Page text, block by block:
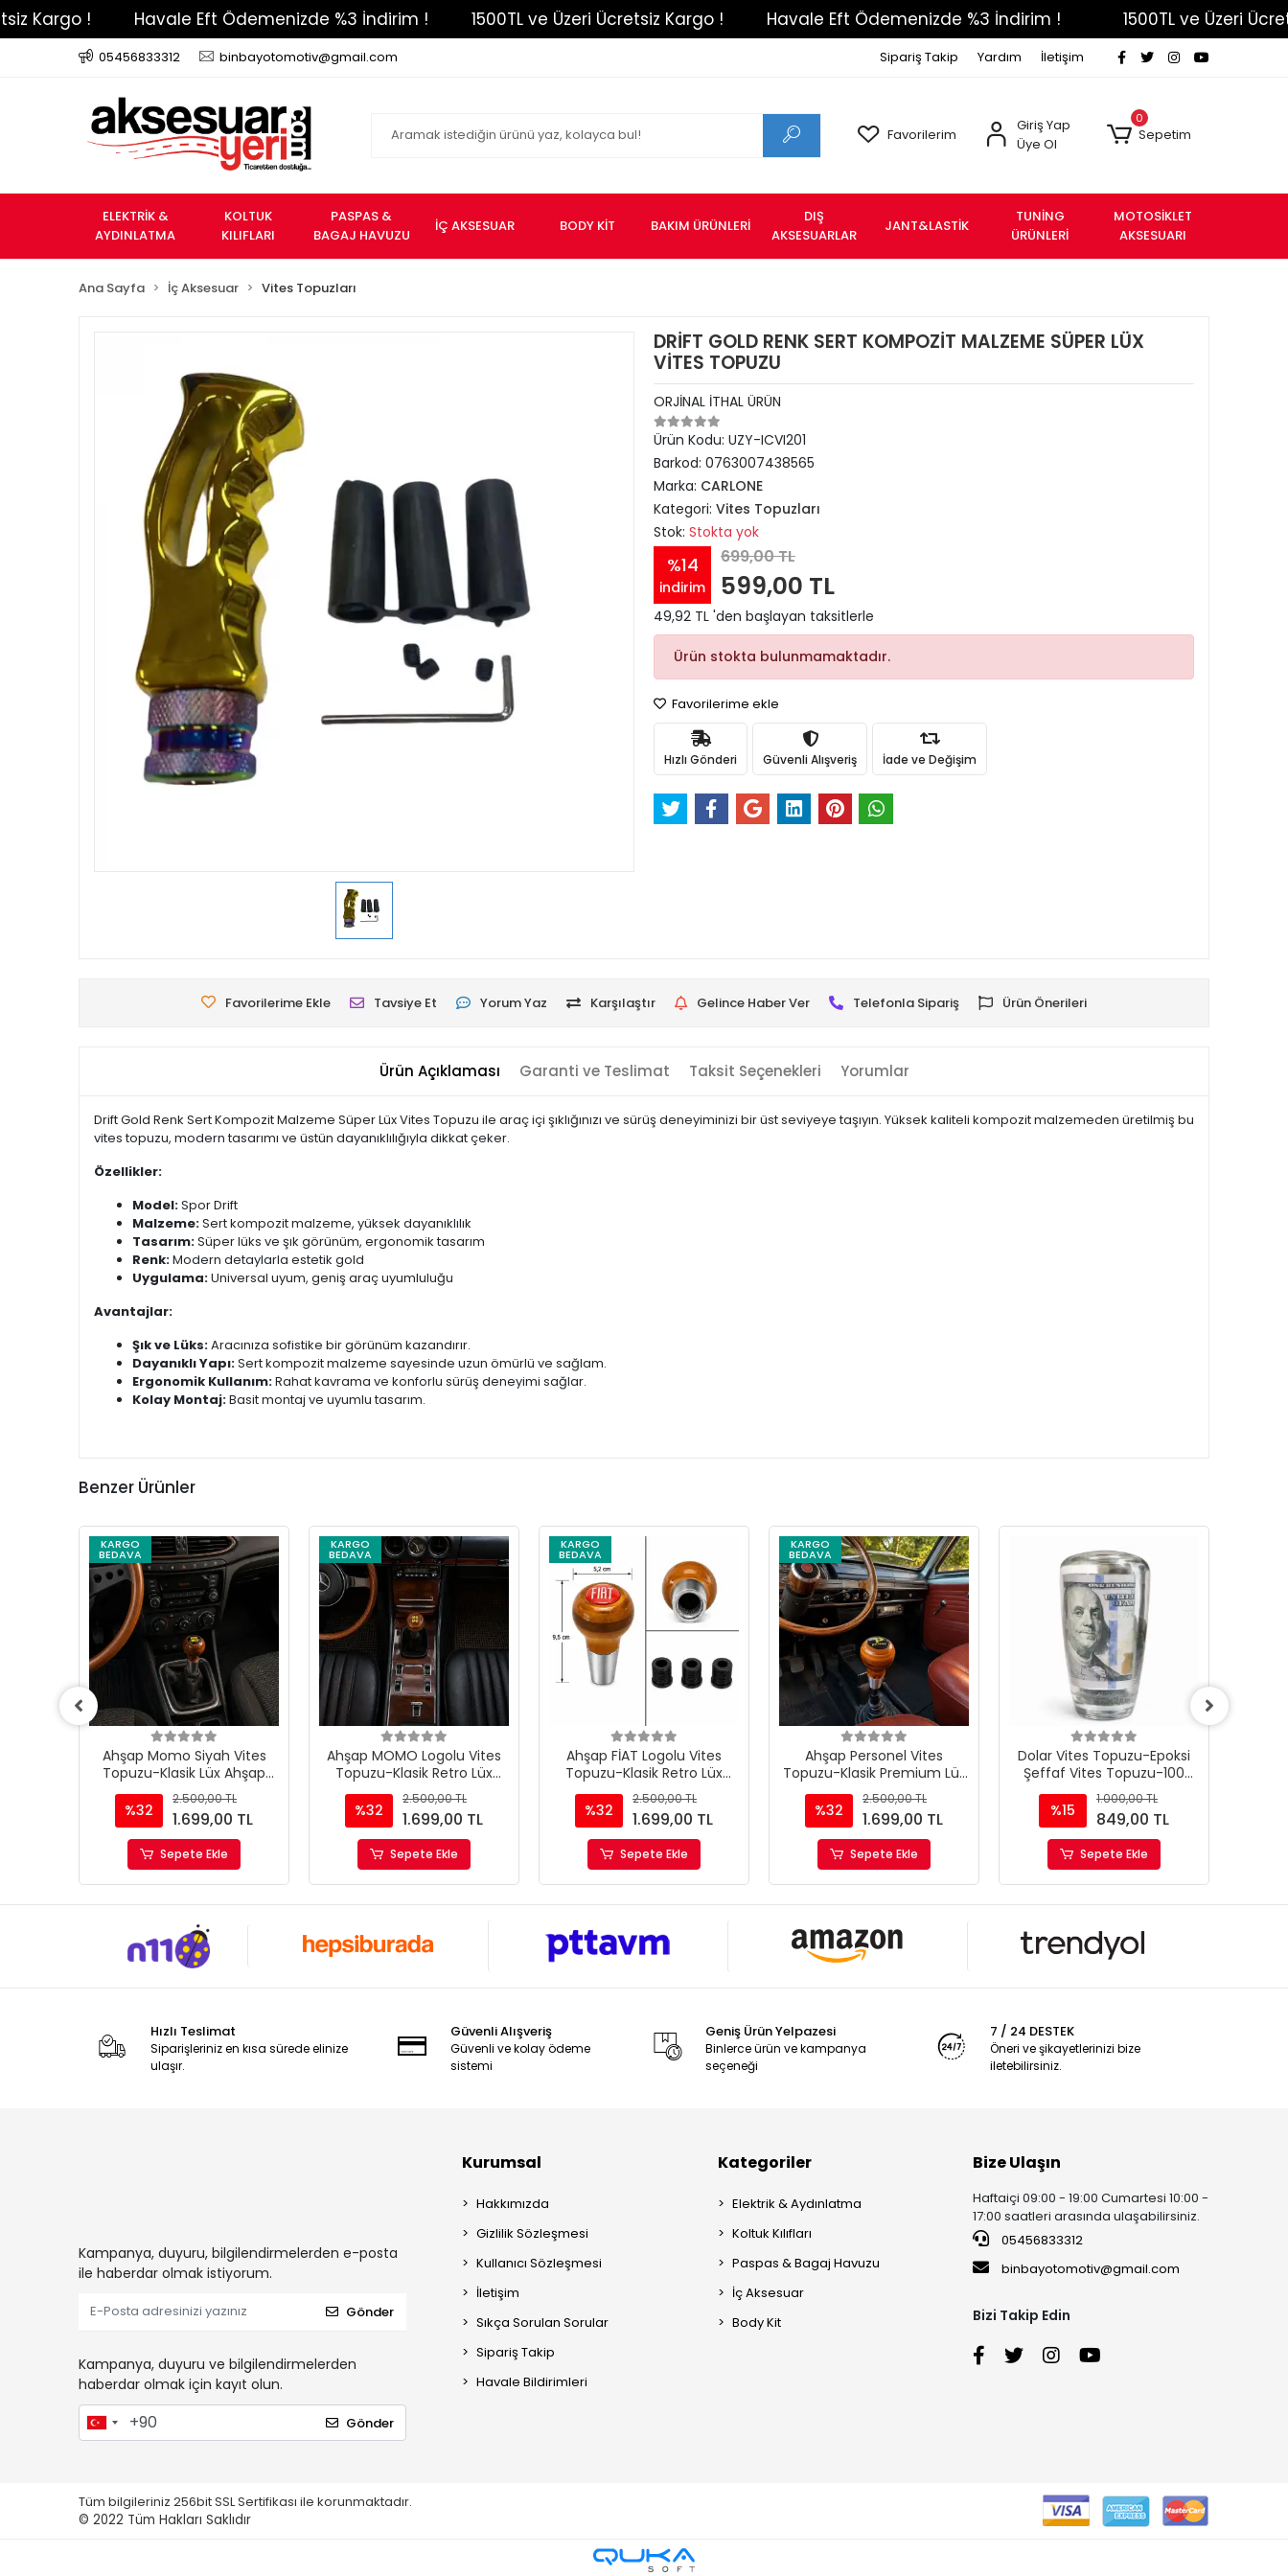
! Havale Eft Ödemenizde %3 İndirim ! 1500TL ve Üzeri Ücretsiz Kargo ! Havale Eft Ödemenizde %3 İndirim ! 1500TL ve Üzeri Ücretsiz
05456833312 binbayotomotiv@gmail.com Sipariş Takip Yardım İletişim
Favorilerim
Giriş Yap
Üye Ol
0
Sepetim
ELEKTRİK &
AYDINLATMA
KOLTUK
KILIFLARI
PASPAS &
BAGAJ HAVUZU
İÇ AKSESUAR BODY KİT BAKIM ÜRÜNLERİ
DIŞ
AKSESUARLAR
JANT&LASTİK
TUNİNG
ÜRÜNLERİ
MOTOSİKLET
AKSESUARI
Ana Sayfa İç Aksesuar Vites Topuzları
DRİFT GOLD RENK SERT KOMPOZİT MALZEME SÜPER LÜX
VİTES TOPUZU
ORJİNAL İTHAL ÜRÜN
Ürün Kodu: UZY-ICVI201
Barkod: 0763007438565
Marka: CARLONE
Kategori: Vites Topuzları
Stok: Stokta yok
%14
indirim
699,00 TL
599,00 TL
49,92 TL 'den başlayan taksitlerle
Ürün stokta bulunmamaktadır.
Favorilerime ekle
Hızlı Gönderi Güvenli Alışveriş İade ve Değişim
Favorilerime Ekle Tavsiye Et Yorum Yaz Karşılaştır Gelince Haber Ver Telefonla Sipariş Ürün Önerileri
Ürün Açıklaması Garanti ve Teslimat Taksit Seçenekleri Yorumlar
Drift Gold Renk Sert Kompozit Malzeme Süper Lüx Vites Topuzu ile araç içi şıklığınızı ve sürüş deneyiminizi bir üst seviyeye taşıyın. Yüksek kaliteli kompozit malzemeden üretilmiş bu
vites topuzu, modern tasarımı ve üstün dayanıklılığıyla dikkat çeker.
Özellikler:
Model:Spor Drift
Malzeme:Sert kompozit malzeme, yüksek dayanıklılık
Tasarım:Süper lüks ve şık görünüm, ergonomik tasarım
Renk:Modern detaylarla estetik gold
Uygulama:Universal uyum, geniş araç uyumluluğu
Avantajlar:
Şık ve Lüks:Aracınıza sofistike bir görünüm kazandırır.
Dayanıklı Yapı:Sert kompozit malzeme sayesinde uzun ömürlü ve sağlam.
Ergonomik Kullanım:Rahat kavrama ve konforlu sürüş deneyimi sağlar.
Kolay Montaj:Basit montaj ve uyumlu tasarım.
Benzer Ürünler
KARGO
BEDAVA
Ahşap Momo Siyah Vites
Topuzu-Klasik Lüx Ahşap
Vites Topuzu
%32
2.500,00 TL
1.699,00 TL
Sepete Ekle
KARGO
BEDAVA
Ahşap MOMO Logolu Vites
Topuzu-Klasik Retro Lüx
Vites Topuzu
%32
2.500,00 TL
1.699,00 TL
Sepete Ekle
KARGO
BEDAVA
Ahşap FİAT Logolu Vites
Topuzu-Klasik Retro Lüx
Vites Topuzu
%32
2.500,00 TL
1.699,00 TL
Sepete Ekle
KARGO
BEDAVA
Ahşap Personel Vites
Topuzu-Klasik Premium Lüx
Vites Topuzu
%32
2.500,00 TL
1.699,00 TL
Sepete Ekle
Dolar Vites Topuzu-Epoksi
Şeffaf Vites Topuzu-100
Dolar
%15
1.000,00 TL
849,00 TL
Sepete Ekle
Hızlı Teslimat
Siparişleriniz en kısa sürede elinize
ulaşır.
Güvenli Alışveriş
Güvenli ve kolay ödeme
sistemi
Geniş Ürün Yelpazesi
Binlerce ürün ve kampanya
seçeneği
7 / 24 DESTEK
Öneri ve şikayetlerinizi bize
iletebilirsiniz.
Kampanya, duyuru, bilgilendirmelerden e-posta
ile haberdar olmak istiyorum.
Gönder
Kampanya, duyuru ve bilgilendirmelerden
haberdar olmak için kayıt olun.
Gönder
Kurumsal
Hakkımızda
Gizlilik Sözleşmesi
Kullanıcı Sözleşmesi
İletişim
Sıkça Sorulan Sorular
Sipariş Takip
Havale Bildirimleri
Kategoriler
Elektrik & Aydınlatma
Koltuk Kılıfları
Paspas & Bagaj Havuzu
İç Aksesuar
Body Kit
Bize Ulaşın
Haftaiçi 09:00 - 19:00 Cumartesi 10:00 -
17:00 saatleri arasında ulaşabilirsiniz.
05456833312
binbayotomotiv@gmail.com
Bizi Takip Edin
Tüm bilgileriniz 256bit SSL Sertifikası ile korunmaktadır.
© 2022 Tüm Hakları Saklıdır